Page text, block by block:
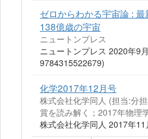
ゼロからわかる宇宙論 :
138億歳の宇宙
ニュートンプレス
ニュートンプレス 2020年9
9784315522679)
化学2017年12月号
株式会社化学同人 (担当:分
賞を読み解く；2017年物理
株式会社化学同人 2017年11